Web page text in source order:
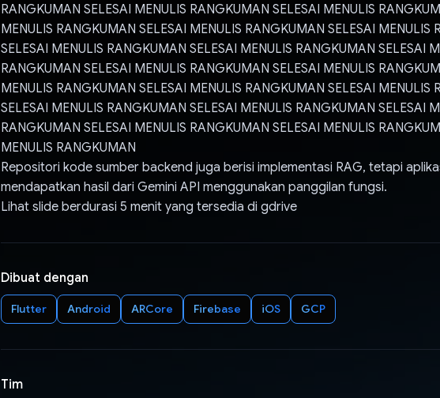
RANGKUMAN SELESAI MENULIS RANGKUMAN SELESAI MENULIS
MENULIS RANGKUMAN SELESAI MENULIS RANGKUMAN SELESAI MENULIS
SELESAI MENULIS RANGKUMAN SELESAI MENULIS RANGKUMAN SELESAI
RANGKUMAN SELESAI MENULIS RANGKUMAN SELESAI MENULIS
MENULIS RANGKUMAN SELESAI MENULIS RANGKUMAN SELESAI MENULIS
SELESAI MENULIS RANGKUMAN SELESAI MENULIS RANGKUMAN SELESAI
RANGKUMAN SELESAI MENULIS RANGKUMAN SELESAI MENULIS
MENULIS RANGKUMAN
Repositori kode sumber backend juga berisi implementasi RAG, tetapi
mendapatkan hasil dari Gemini API menggunakan panggilan fungsi.
Lihat slide berdurasi 5 menit yang tersedia di gdrive
Dibuat dengan
Flutter Android ARCore Firebase iOS GCP
Tim